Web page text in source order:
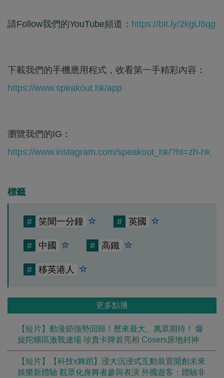
請Follow我們的YouTube頻道： https://bit.ly/2kgU8qg
下載我們的手機應用程式，收看第一手精彩內容：
https://www.speakout.hk/app
瀏覽我們的IG：
https://www.instagram.com/speakout_hk/?hl=zh-hk
標籤
# 笑聞一分鐘 # 英國
# 中國 # 高鐵
# 移英港人
更多點播
【短片】動漫節強勢回歸！歷來最大、萬眾期待！ 爆
旋陀螺區激戰連場 珍貴卡牌首亮相 Cosers原地封神
【短片】【科技x舞蹈】浸大沉浸式互動裝置開創未來
娛樂新體驗 觀眾化身舞者參與表演 外國遊客：體驗非